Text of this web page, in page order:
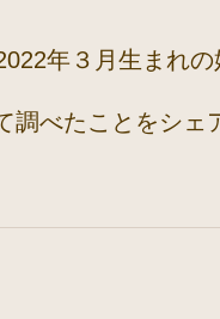
年３月生まれ
調べたことをシェ